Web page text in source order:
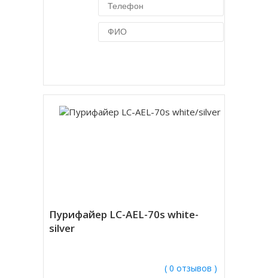
Пурифайер LC-AEL-70s white-
silver
( 0 отзывов )